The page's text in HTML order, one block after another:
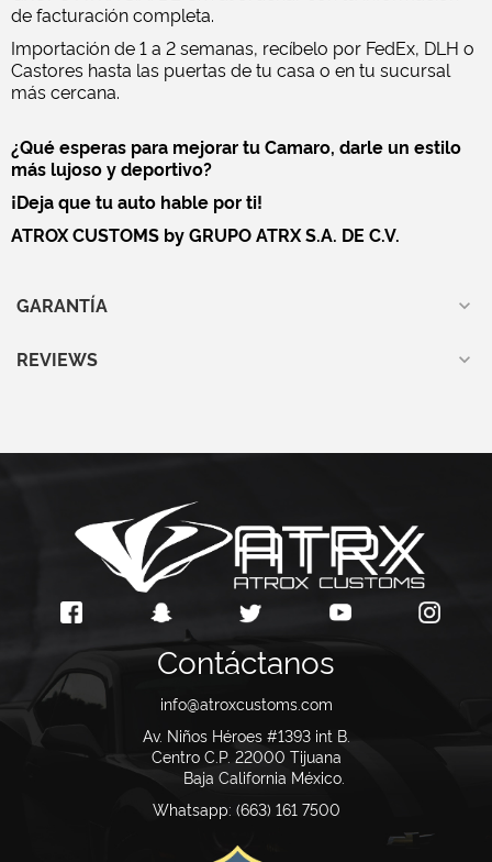
de facturación completa.
Importación de 1 a 2 semanas, recíbelo por FedEx, DLH o
Castores hasta las puertas de tu casa o en tu sucursal
más cercana.
¿Qué esperas para mejorar tu Camaro, darle un estilo
más lujoso y deportivo?
¡Deja que tu auto hable por ti!
ATROX CUSTOMS by GRUPO ATRX S.A. DE C.V.
GARANTÍA
REVIEWS
Contáctanos
info@atroxcustoms.com
Av. Niños Héroes #1393 int B.
Centro C.P. 22000 Tijuana
Baja California México.
Whatsapp: (663) 161 7500